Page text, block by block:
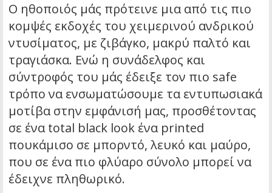
Ο ηθοποιός μάς πρότεινε μια από τις πιο
κομψές εκδοχές του χειμερινού ανδρικού
ντυσίματος, με ζιβάγκο, μακρύ παλτό και
τραγιάσκα. Ενώ η συνάδελφος και
σύντροφός του μάς έδειξε τον πιο safe
τρόπο να ενσωματώσουμε τα εντυπωσιακά
μοτίβα στην εμφάνισή μας, προσθέτοντας
σε ένα total black look ένα printed
πουκάμισο σε μπορντό, λευκό και μαύρο,
που σε ένα πιο φλύαρο σύνολο μπορεί να
έδειχνε πληθωρικό.